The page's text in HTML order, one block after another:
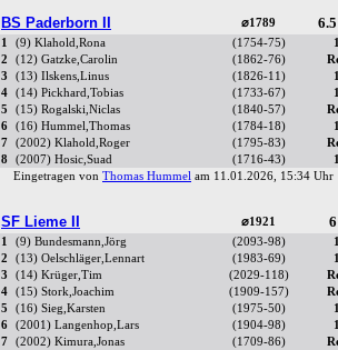
BS Paderborn II ⌀1789
1 (9) Klahold,Rona (1754-75)
2
(12) Gatzke,Carolin (1862-76)
3
(13) Ilskens,Linus (1826-11)
4
(14) Pickhard,Tobias (1733-67)
5
(15) Rogalski,Niclas (1840-57)
6
(16) Hummel,Thomas (1784-18)
7
(2002) Klahold,Roger (1795-83)
8
(2007) Hosic,Suad (1716-43)
Eingetragen von Thomas Hummel am 11.01.2026, 15:34
SF Lieme II ⌀1921
1 (9) Bundesmann,Jörg (2093-98)
2
(13) Oelschläger,Lennart (1983-69)
3
(14) Krüger,Tim (2029-118)
4
(15) Stork,Joachim (1909-157)
5
(16) Sieg,Karsten (1975-50)
6
(2001) Langenhop,Lars (1904-98)
7
(2002) Kimura,Jonas (1709-86)